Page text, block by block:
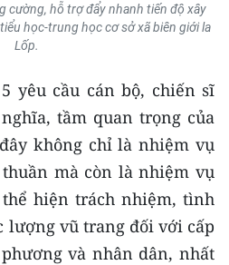
cường, hỗ trợ đẩy nhanh tiến độ xây
học-trung học cơ sở xã biên giới la
Lốp.
yêu cầu cán bộ, chiến sĩ
tầm quan trọng của
không chỉ là nhiệm vụ
mà còn là nhiệm vụ
hiện trách nhiệm, tình
lượng vũ trang đối với cấp
và nhân dân, nhất